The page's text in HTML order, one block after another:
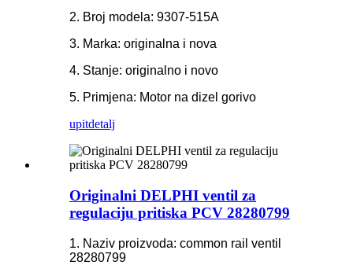
2. Broj modela: 9307-515A
3. Marka: originalna i nova
4. Stanje: originalno i novo
5. Primjena: Motor na dizel gorivo
upitdetalj
Originalni DELPHI ventil za
regulaciju pritiska PCV 28280799
1. Naziv proizvoda: common rail ventil
28280799